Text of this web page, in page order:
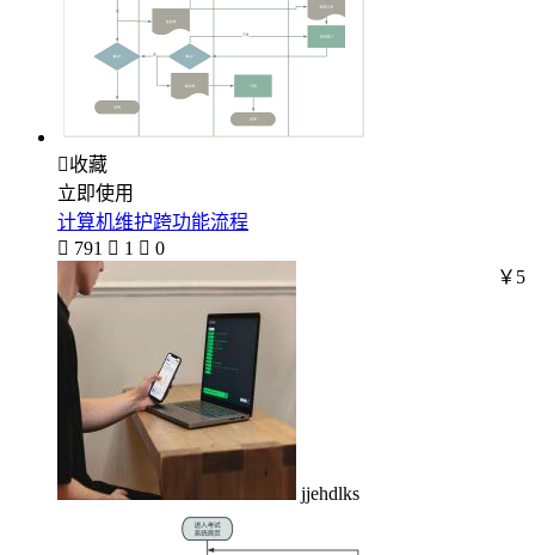
收藏
立即使用
计算机维护跨功能流程
 791  1  0
jjehdlks
￥5